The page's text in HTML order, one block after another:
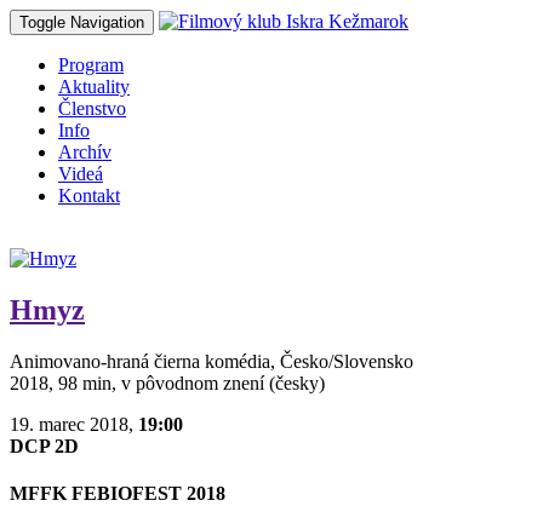
Toggle Navigation
Program
Aktuality
Členstvo
Info
Archív
Videá
Kontakt
Hmyz
Animovano-hraná čierna komédia, Česko/Slovensko
2018, 98 min, v pôvodnom znení (česky)
19. marec 2018, 19:00
DCP 2D
MFFK FEBIOFEST 2018